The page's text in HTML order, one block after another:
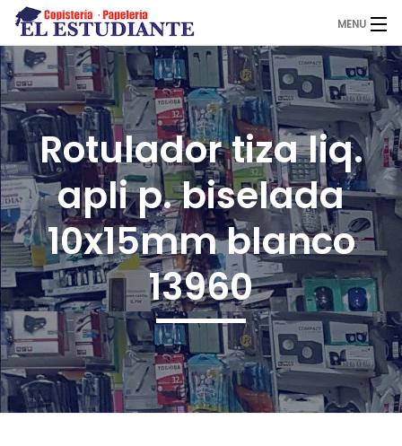
MENU
El Estudiante
Copistería
Papelería
Servicios
Novedades
Rotulador tiza liq.
apli p. biselada
10x15mm blanco
13960